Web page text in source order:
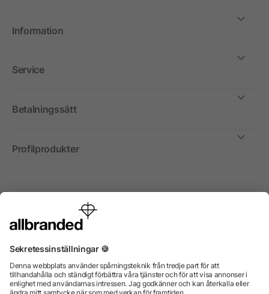
Information
Service
Betalningssätt
Profilprodukter
Internationellt